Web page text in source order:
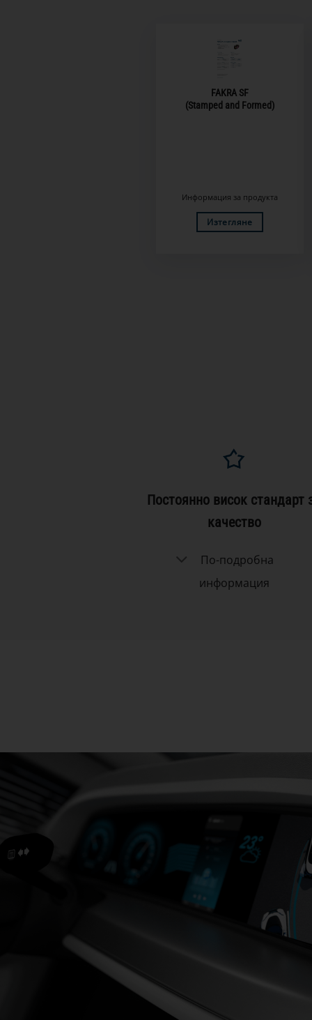
FAKRA SF
(Stamped and Formed)
Информация за продукта
Изтегляне
Постоянно висок стандарт
качество
По-подробна
информация